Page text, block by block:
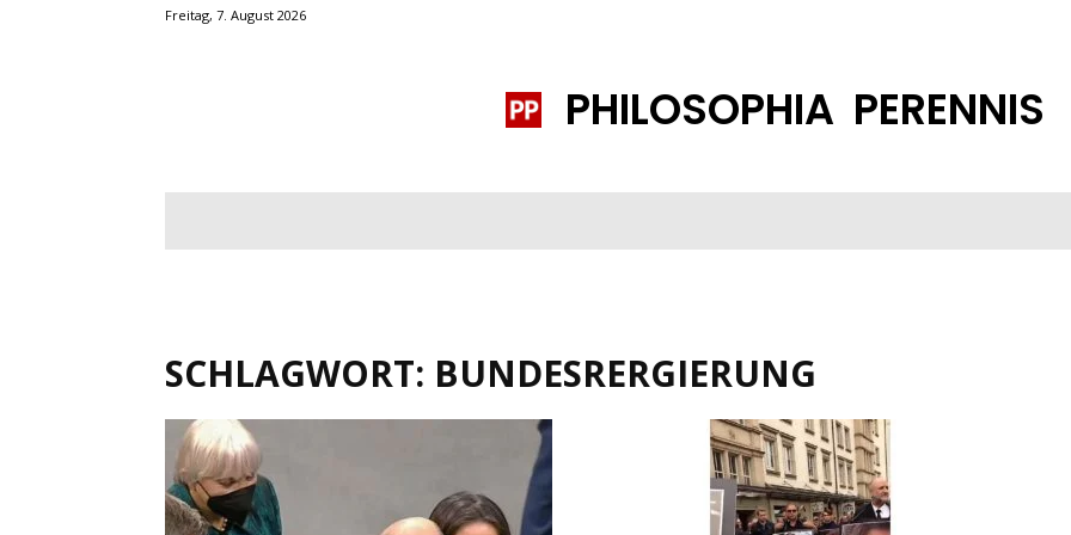
Freitag, 7. August 2026
PHILOSOPHIA PERENNIS
SCHLAGWORT: BUNDESRERGIERUNG